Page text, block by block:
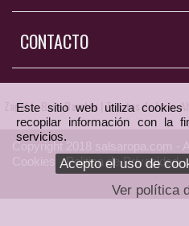
Este sitio web utiliza
recopilar información con la
servicios.
Acepto el uso de
Ver política
CONTACTO
Zapatos Baile Baratos Zapatos de baile.
Copyright 2018 salsaropa.com -
Cookies -Politica de Privacidad-